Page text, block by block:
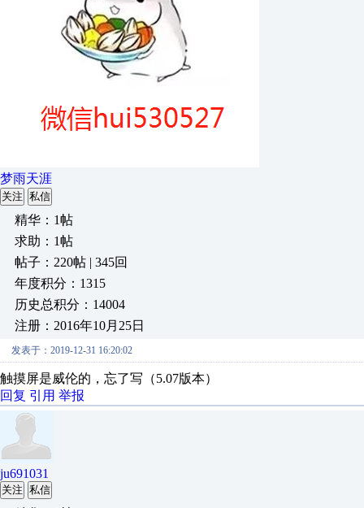
梦雨天涯
关注 私信
精华：1帖
求助：1帖
帖子：220帖 | 345回
年度积分：1315
历史总积分：14004
注册：2016年10月25日
发表于：2019-12-31 16:20:02
触摸屏是威伦的，忘了写（5.07版本）
回复 引用 举报
ju691031
关注 私信